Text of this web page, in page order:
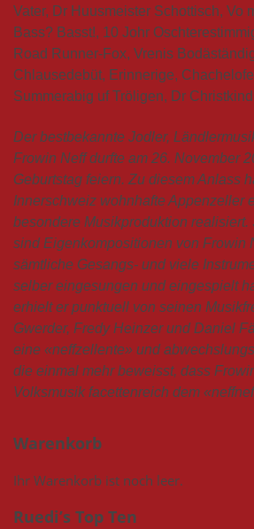
Vater, Dr Huusmeister Schottisch, Vo
Bass? Basst!, 10 Johr
Road Runner-Fox, Vrenis
Chlausedebüt, Erinnerige,
Summerabig uf Tröligen, Dr
Der bestbekannte Jodler,
Frowin Neff durfte am 26. November
Geburtstag feiern. Zu diesem Anlass
Innerschweiz wohnhafte Appenzeller
besondere Musikproduktion realisiert.
sind Eigenkompositionen von Frowin
sämtliche Gesangs- und viele
selber eingesungen und eingespielt
erhielt er punktuell von seinen
Gwerder, Fredy Heinzer und Daniel
eine «neffzellente» und
die einmal mehr beweisst, dass
Volksmusik facettenreich dem
Warenkorb
Ihr Warenkorb ist noch leer.
Ruedi’s Top Ten